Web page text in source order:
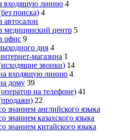
входящую линию 4
поиска) 4
автосалон
медицинский центр 5
офис 9
дня 4
магазина 1
звонки) 14
входящую линию 4
дому 39
на телефоне) 41
22
знанием английского языка
знанием казахского языка
знанием китайского языка